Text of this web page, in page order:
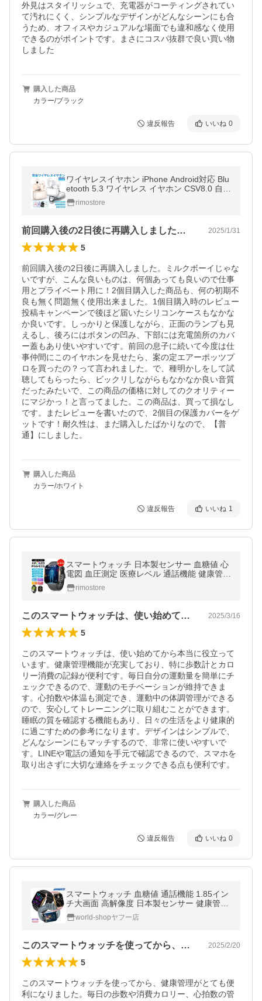
外見はスタイリッシュで、充電器がコーティングされてい
て汚れにくく、シンプルなデザインがどんなシーンにも合
うため、オフィスやカジュアルな場面でも違和感なく使用
できるのがポイントです。まさにコスパ抜群で良い買い物
しました
購入した商品
カラー/ブラック
違反報告 いいね 0
ワイヤレスイヤホン iPhone Android対応 Blu
etooth 5.3 ワイヤレス イヤホン CSV8.0 自動
接続 高音質 両耳 軽量 通話 防水 自動ペア プ
レゼント
rimostore
前回購入後の2日後に再購入しました。ミ… 2025/1/31
5
前回購入後の2日後に再購入しました。ミルクボーイじゃな
いですが、こんな良いものは、何個あっても良いので仕事
用とプライベート用に！2個目購入した商品も、何の初期不
良も無く問題無く使用出来ました。1個目購入時のレビュー
投稿キャンペーンで後ほど届いたシリコンケースもなかな
か良いです。しっかりと保護しながら、正面のランプも見
えるし、後ろにはボタンの凹み、下部には充電箇所のカバ
ー蓋もあり使いやすいです。前回の息子に続いて今度は仕
事仲間にこのイヤホンを見せたら、案の定エアーポッツプ
ロを買ったの？って言われました。で、種明かしをして試
聴してもらったら、ビックリしながらもなかなか良い音質
だったみたいで、この商品の価格に対してのクオリティー
にマジかっ！と言ってました。この商品は、買って損なし
です。またレビューを書いたので、2個目の保護カバーをゲ
ットです！耐久性は、まだ購入したばかりなので、【普
通】にしました。
購入した商品
カラー/ホワイト
違反報告 いいね 1
スマートウォッチ 日本製センサー 血糖値 心
電図 血圧測定 医療レベル 通話機能 健康管理
血中酸素 心拍数 体温 歩数計 SOS緊急呼び
出し 睡眠監測 呼吸率 父の日
rimostore
このスマートウォッチは、使い始めてから… 2025/3/16
5
このスマートウォッチは、使い始めてから本当に役立って
います。健康管理機能が充実しており、特に歩数計とカロ
リー消費の記録が便利です。毎日自分の運動量を簡単にチ
ェックできるので、運動のモチベーションが維持できま
す。心拍数や体温も測定でき、運動中の体調管理ができる
ので、安心してトレーニングに取り組むことができます。
睡眠の質を確認する機能もあり、日々の生活をより健康的
に過ごすための参考になります。デザインはシンプルで、
どんなシーンにもマッチするので、非常に使いやすいで
す。LINEや電話の通知を手元で確認できるので、スマホを
取り出さずに大切な連絡をチェックできる点も便利です。
購入した商品
カラー/グレー
違反報告 いいね 0
スマートウォッチ 血糖値 通話機能 1.85イン
チ大画面 高解像度 日本製センサー 健康管理
着信通知 メール通知 運動モード 睡眠検測 プ
レゼント 母の日
world-shopヤフー店
このスマートウォッチを使ってから、健康… 2025/2/20
5
このスマートウォッチを使ってから、健康管理がとても便
利になりました。毎日の歩数や消費カロリー、心拍数の管